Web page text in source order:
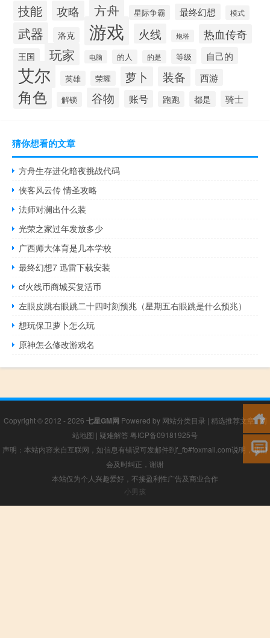
技能 攻略 方舟 星际争霸 最终幻想 模式
武器 洛克 游戏 火线 炮塔 热血传奇
王国 玩家 电脑 的人 的是 等级 自己的
艾尔 英雄 荣耀 萝卜 装备 西游
角色 解锁 谷物 账号 跑跑 都是 骑士
猜你想看的文章
方舟生存进化暗夜挑战代码
侠客风云传 情圣攻略
法师对澜出什么装
光荣之家过年发放多少
广西师大体育是几本学校
最终幻想7 迅雷下载安装
cf火线币商城买复活币
左眼皮跳右眼跳二十四时刻预兆（星期五右眼跳是什么预兆）
想玩保卫萝卜怎么玩
原神怎么修改游戏名
Copyright © 2012 - 2026 七星GM网 Powered by 网站分类目录 | 精选推荐文章|网
站地图 | 疑难解答 粤ICP备09181925号
声明：本站内容来自互联网，如信息有错误可发邮件到f_fb#foxmail.com说明，我们
会及时纠正，谢谢
本站仅为个人兴趣爱好，不接盈利性广告及商业合作
小男孩